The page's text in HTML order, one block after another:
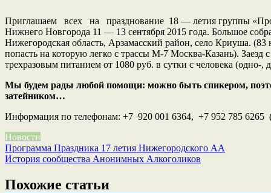
Приглашаем всех на празднование 18 — летия группы
Нижнего Новгорода 11 — 13 сентября 2015 года. Большое
Нижегородская область, Арзамасский район, село Криуша.
попасть на которую легко с трассы М-7 Москва-Казань). Заезд
трехразовым питанием от 1080 руб. в сутки с человека (одно-,
Мы будем рады любой помощи: можно быть спикером,
затейником…
Информация по телефонам: +7 920 001 6364, +7 952 785 6265
Новости
Навигация
по
записям
Программа Праздника 17 летия Нижегородского АА
История сообщества Анонимных Алкоголиков
Похожие статьи